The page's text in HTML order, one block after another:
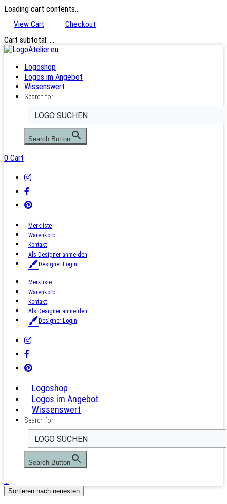
Loading cart contents...
View Cart Checkout
Cart subtotal: …
Logoshop
Logos im Angebot
Wissenswert
Search for:
Search Button
0 Cart
Merkliste
Warenkorb
Kontakt
Als Designer anmelden
Designer Login
Merkliste
Warenkorb
Kontakt
Als Designer anmelden
Designer Login
Logoshop
Logos im Angebot
Wissenswert
Search for:
Search Button
…
Sortieren nach neuesten